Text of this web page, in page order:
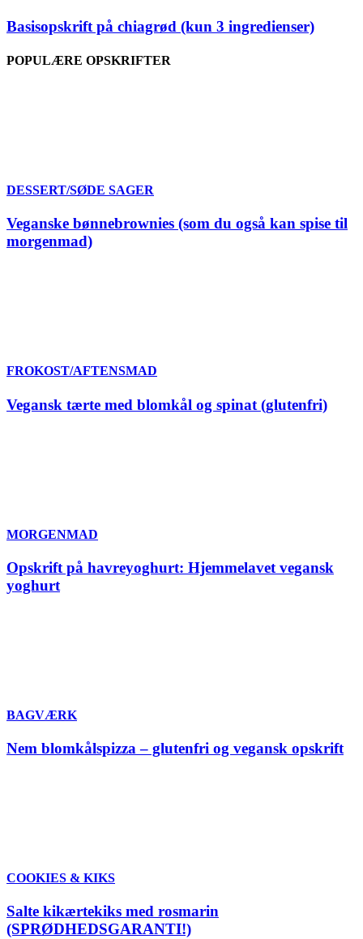
Basisopskrift på chiagrød (kun 3 ingredienser)
POPULÆRE OPSKRIFTER
DESSERT/SØDE SAGER
Veganske bønnebrownies (som du også kan spise til
morgenmad)
FROKOST/AFTENSMAD
Vegansk tærte med blomkål og spinat (glutenfri)
MORGENMAD
Opskrift på havreyoghurt: Hjemmelavet vegansk
yoghurt
BAGVÆRK
Nem blomkålspizza – glutenfri og vegansk opskrift
COOKIES & KIKS
Salte kikærtekiks med rosmarin
(SPRØDHEDSGARANTI!)